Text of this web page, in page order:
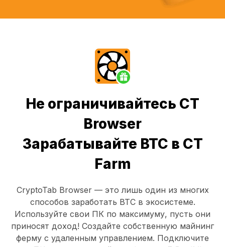
Не ограничивайтесь CT
Browser
Зарабатывайте BTC в CT
Farm
CryptoTab Browser— это лишь один из многих
способов заработать BTC в экосистеме.
Используйте свои ПК по максимуму, пусть они
приносят доход! Создайте собственную майнинг
ферму с удаленным управлением. Подключите